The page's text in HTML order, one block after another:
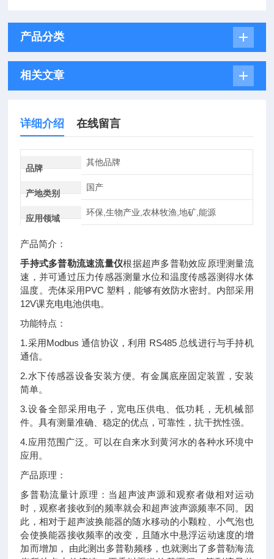
产品分类
相关文章
详细介绍 在线留言
品牌
其他品牌
产地类别
国产
应用领域
环保,生物产业,农林牧渔,地矿,能源
产品简介：
手持式多普勒流速流量仪根据超声多普勒效应原理测量流
速，并可通过压力传感器测量水位和温度传感器测得水体
温度。壳体采用PVC 塑料，能够有效防水密封。内部采用
12V课充电电池供电。
功能特点：
1.采用Modbus 通信协议，利用 RS485 总线进行与手持机
通信。
2.水下传感器设备安装方便。有金属底座固定装置，安装
简单。
3.设备全部采用电子，宽电压供电、低功耗，无机械部
件。具有测量准确、稳定的优点，可靠性，抗干扰性强。
4.应用范围广泛。可以在自来水到黄河水的各种水环境中
应用。
产品原理：
多普勒流量计原理：当超声波声源和观察者做相对运动
时，观察者接收到的频率就会和超声波声源频率不同。因
此，相对于超声波换能器的随水移动的小颗粒、小气泡也
会使换能器接收频率的改变，且随水中悬浮运动速度的增
加而增加， 由此测出多普勒频移，也就测出了多普勒海流